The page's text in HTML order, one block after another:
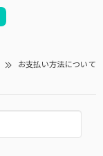
お支払い方法について